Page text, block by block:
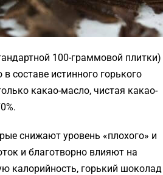
100-граммовой плитки)
составе истинного горького
какао-масло, чистая какао-
снижают уровень «плохого» и
и благотворно влияют на
калорийность, горький шоколад